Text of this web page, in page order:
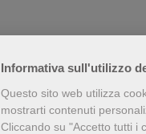
Informativa sull'utilizzo
Questo sito web utilizza
mostrarti contenuti
Cliccando su "Accetto tutti i